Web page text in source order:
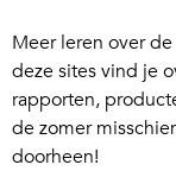
Meer leren over
deze sites vind je
rapporten,
de zomer
doorheen!